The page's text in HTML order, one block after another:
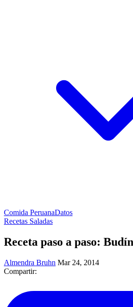
Comida PeruanaDatos
Recetas Saladas
Receta paso a paso:
Almendra Bruhn Mar 24, 2014
Compartir: